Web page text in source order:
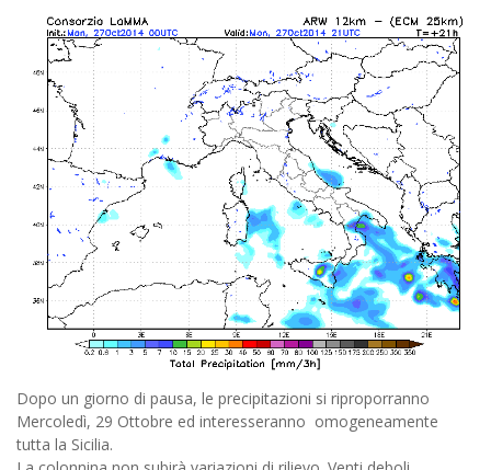
Dopo un giorno di pausa, le precipitazioni si riproporranno
Mercoledì, 29 Ottobre ed interesseranno omogeneamente
tutta la Sicilia.